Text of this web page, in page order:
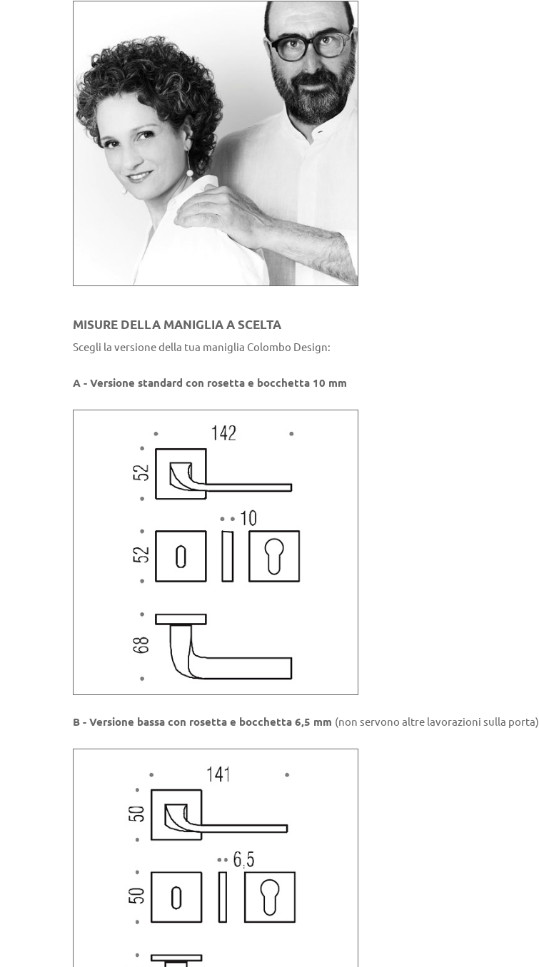
MISURE DELLA MANIGLIA A SCELTA
Scegli la versione della tua maniglia Colombo Design:
A - Versione standard con rosetta e bocchetta 10 mm
B - Versione bassa con rosetta e bocchetta 6,5 mm (non servono altre lavorazioni sulla porta)